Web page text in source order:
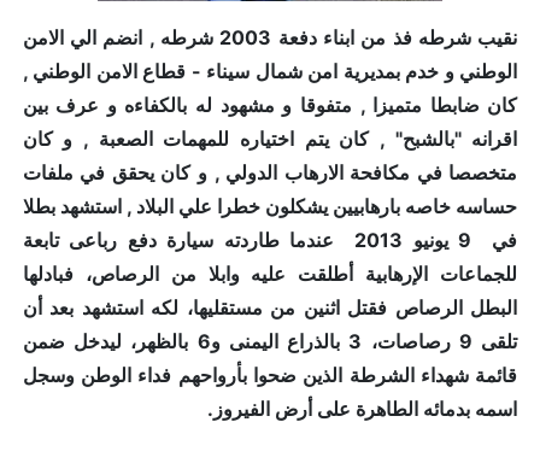
نقيب شرطه فذ من ابناء دفعة 2003 شرطه , انضم الي الامن
الوطني و خدم بمديرية امن شمال سيناء - قطاع الامن الوطني ,
كان ضابطا متميزا , متفوقا و مشهود له بالكفاءه و عرف بين
اقرانه "بالشبح" , كان يتم اختياره للمهمات الصعبة , و كان
متخصصا في مكافحة الارهاب الدولي , و كان يحقق في ملفات
حساسه خاصه بارهابيين يشكلون خطرا علي البلاد , استشهد بطلا
في 9 يونيو 2013 عندما طاردته سيارة دفع رباعى تابعة
للجماعات الإرهابية أطلقت عليه وابلا من الرصاص، فبادلها
البطل الرصاص فقتل اثنين من مستقليها، لكه استشهد بعد أن
تلقى 9 رصاصات، 3 بالذراع اليمنى و6 بالظهر، ليدخل ضمن
قائمة شهداء الشرطة الذين ضحوا بأرواحهم فداء الوطن وسجل
اسمه بدمائه الطاهرة على أرض الفيروز.